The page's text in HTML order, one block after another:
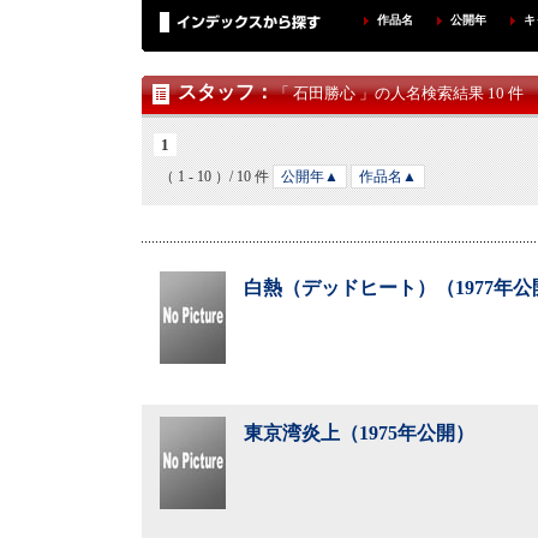
作品名 公開年
スタッフ：「 石田勝心 」の人名検索結果 10 件
1
（ 1 - 10 ）/ 10 件 公開年▲ 作品名▲
白熱（デッドヒート）（1977年公
東京湾炎上（1975年公開）